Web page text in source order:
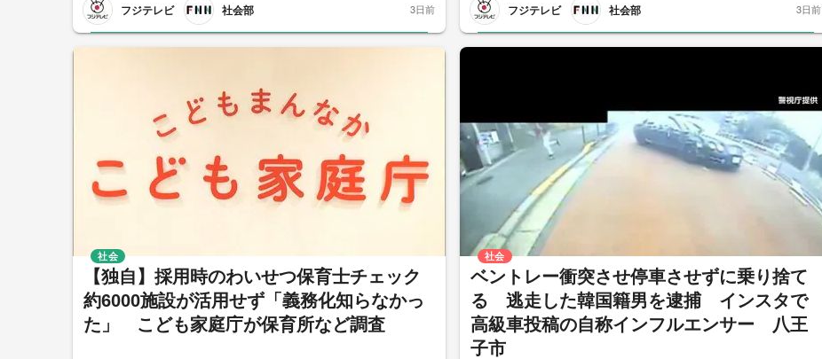
フジテレビ 社会部 3日前 フジテレビ 社会部 3日前
【独自】採用時のわいせつ保育士チェック
約6000施設が活用せず「義務化知らなかっ
た」 こども家庭庁が保育所など調査
社会
ベントレー衝突させ停車させずに乗り捨て
る 逃走した韓国籍男を逮捕 インスタで
高級車投稿の自称インフルエンサー 八王
子市
社会